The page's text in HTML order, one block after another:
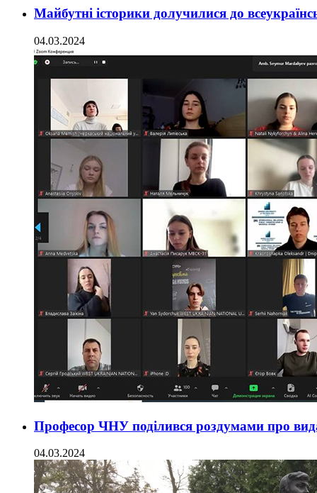
Майбутні історики долучилися до
04.03.2024
Професор ЧНУ поділився роздумами про
04.03.2024